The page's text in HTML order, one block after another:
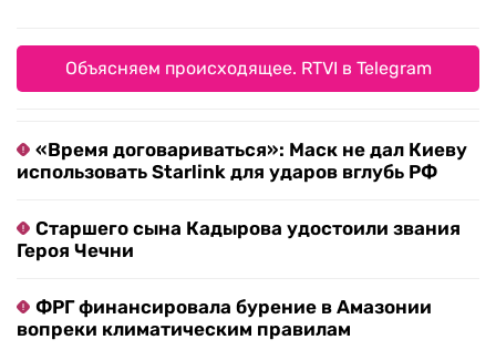
Объясняем происходящее. RTVI в Telegram
«Время договариваться»: Маск не дал Киеву
использовать Starlink для ударов вглубь РФ
Старшего сына Кадырова удостоили звания
Героя Чечни
ФРГ финансировала бурение в Амазонии
вопреки климатическим правилам